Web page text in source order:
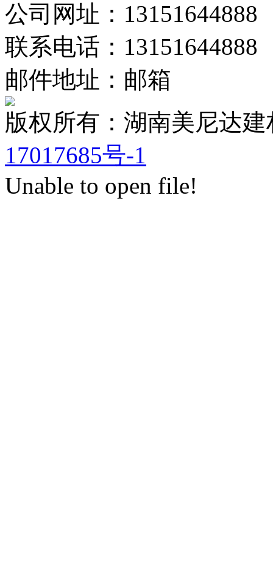
公司网址：13151644888
联系电话：13151644888
邮件地址：邮箱
版权所有：湖南美尼
17017685号-1
Unable to open file!